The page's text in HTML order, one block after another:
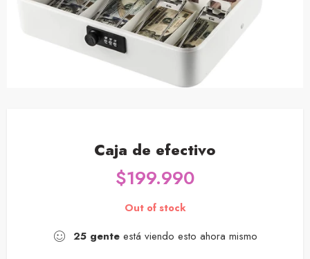
Caja de efectivo
$199.990
Out of stock
25 gente está viendo esto ahora mismo